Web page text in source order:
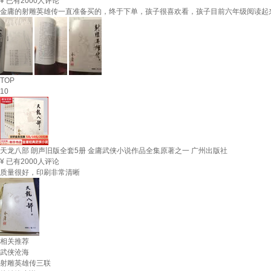
金庸的射雕英雄传一直准备买的，终于下单，孩子很喜欢看，孩子目前六年级阅读起
TOP
10
天龙八部 朗声旧版全套5册 金庸武侠小说作品全集原著之一 广州出版社
¥ 已有2000人评论
质量很好，印刷非常清晰
相关推荐
武侠沧海
射雕英雄传三联